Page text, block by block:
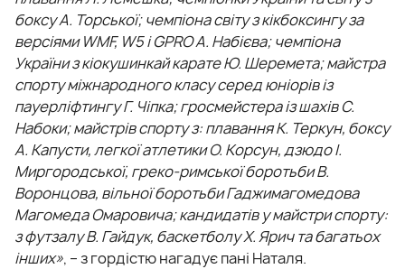
боксу А. Торської; чемпіона світу з кікбоксингу за
версіями WMF, W5 і GPRO А. Набієва; чемпіона
України з кіокушинкай карате Ю. Шеремета; майстра
спорту міжнародного класу серед юніорів із
пауерліфтингу Г. Чіпка; гросмейстера із шахів С.
Набоки; майстрів спорту з: плавання К. Теркун, боксу
А. Капусти, легкої атлетики О. Корсун, дзюдо І.
Миргородської, греко-римської боротьби В.
Воронцова, вільної боротьби Гаджимагомедова
Магомеда Омаровича; кандидатів у майстри спорту:
з футзалу В. Гайдук, баскетболу Х. Ярич та багатьох
інших», – з гордістю нагадує пані Наталя.